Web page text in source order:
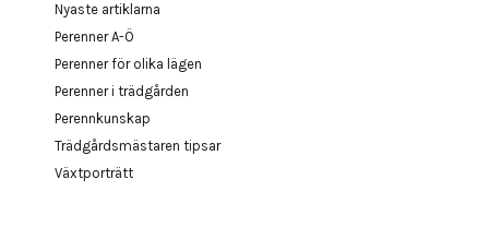
Nyaste artiklarna
Perenner A-Ö
Perenner för olika lägen
Perenner i trädgården
Perennkunskap
Trädgårdsmästaren tipsar
Växtporträtt